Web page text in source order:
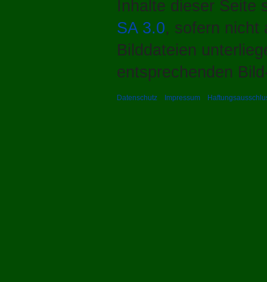
Inhalte dieser Seite
SA 3.0, sofern nicht
Bilddateien
entsprechenden
Datenschutz Impressum